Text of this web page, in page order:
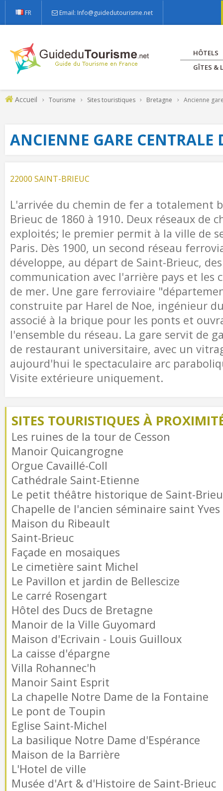
FR Email: Info@guidedutourisme.net
HÔTELS
GÎTES &
Accueil Tourisme Sites touristiques Bretagne Ancienne
ANCIENNE GARE CENTRALE
22000 SAINT-BRIEUC
L'arrivée du chemin de fer a totalement
Brieuc de 1860 à 1910. Deux réseaux de
exploités; le premier permit à la ville de
Paris. Dès 1900, un second réseau
développe, au départ de Saint-Brieuc,
communication avec l'arrière pays et les
de mer. Une gare ferroviaire
construite par Harel de Noe, ingénieur
associé à la brique pour les ponts et
l'ensemble du réseau. La gare servit de
de restaurant universitaire, avec un
aujourd'hui le spectaculaire arc
Visite extérieure uniquement.
SITES TOURISTIQUES À
Les ruines de la tour de Cesson
Manoir Quicangrogne
Orgue Cavaillé-Coll
Cathédrale Saint-Etienne
Le petit théâtre historique de Saint-
Chapelle de l'ancien séminaire saint Yves
Maison du Ribeault
Saint-Brieuc
Façade en mosaiques
Le cimetière saint Michel
Le Pavillon et jardin de Bellescize
Le carré Rosengart
Hôtel des Ducs de Bretagne
Manoir de la Ville Guyomard
Maison d'Ecrivain - Louis Guilloux
La caisse d'épargne
Villa Rohannec'h
Manoir Saint Esprit
La chapelle Notre Dame de la Fontaine
Le pont de Toupin
Eglise Saint-Michel
La basilique Notre Dame d'Espérance
Maison de la Barrière
L'Hotel de ville
Musée d'Art & d'Histoire de Saint-Brieuc